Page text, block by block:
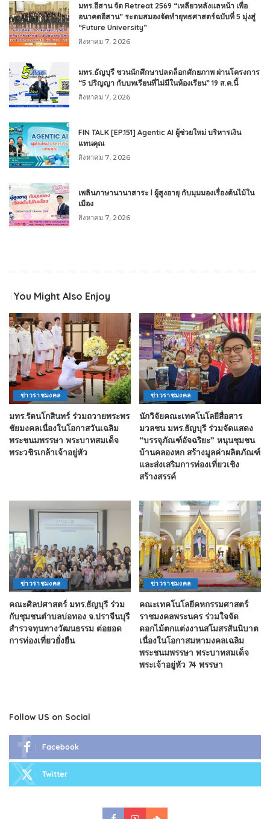
มทร.อีสาน จัด Retreat 2569 “เหลียวหลังแลหน้า เพื่อ
อนาคตอีสาน” ระดมสมองจัดทำยุทธศาสตร์ฉบับที่ 5 มุ่งสู่
“Future University”
สิงหาคม 7, 2026
มทร.ธัญบุรี ชวนนักศึกษาปลดล็อกศักยภาพ ผ่านโครงการ
“5 ปริญญา กับบทเรียนที่ไม่มีในห้องเรียน” 19 ส.ค.นี้
สิงหาคม 7, 2026
FIN TALK [EP.151] Agentic AI ผู้ช่วยใหม่ บริหารเงิน
แทนคุณ
สิงหาคม 7, 2026
เพลินภาษานานาสาระ l ผู้สูงอายุ กับมุมมองเรื่องต้นไม้ใน
เมือง
สิงหาคม 7, 2026
You Might Also Enjoy
ข่าวราชมงคล
มทร.รัตนโกสินทร์ ร่วมถวายพระพร
ชัยมงคลเนื่องในโอกาสวันเฉลิม
พระชนมพรรษา พระบาทสมเด็จ
พระวชิรเกล้าเจ้าอยู่หัว
ข่าวราชมงคล
นักวิจัยคณะเทคโนโลยีสื่อสาร
มวลชน มทร.ธัญบุรี ร่วมจัดแสดง
“บรรจุภัณฑ์อัจฉริยะ” หนุนชุมชน
บ้านคลองหก สร้างมูลค่าผลิตภัณฑ์
และส่งเสริมการท่องเที่ยวเชิง
สร้างสรรค์
ข่าวราชมงคล
คณะศิลปศาสตร์ มทร.ธัญบุรี ร่วม
กับชุมชนตำบลบ่อทอง จ.ปราจีนบุรี
สำรวจทุนทางวัฒนธรรม ต่อยอด
การท่องเที่ยวยั่งยืน
ข่าวราชมงคล
คณะเทคโนโลยีคหกรรมศาสตร์
ราชมงคลพระนคร ร่วมใจจัด
ดอกไม้ตกแต่งงานสโมสรสันนิบาต
เนื่องในโอกาสมหามงคลเฉลิม
พระชนมพรรษา พระบาทสมเด็จ
พระเจ้าอยู่หัว 74 พรรษา
Follow US on Social
Facebook
Twitter